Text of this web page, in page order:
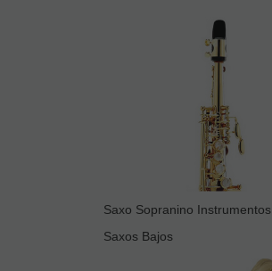
Saxo Sopranino Instrumentos
Saxos Bajos